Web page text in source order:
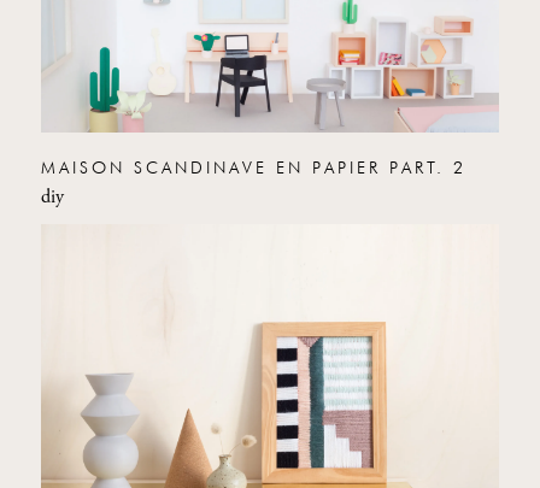
MAISON SCANDINAVE EN PAPIER PART. 2
diy